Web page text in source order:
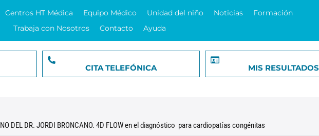
Centros HT Médica Equipo Médico Unidad del niño Noticias
Formación
Trabaja con Nosotros
Contacto Ayuda
CITA TELEFÓNICA MIS RESULTADOS
DEL DR. JORDI BRONCANO. 4D FLOW en el diagnóstico para cardiopatías congénitas​